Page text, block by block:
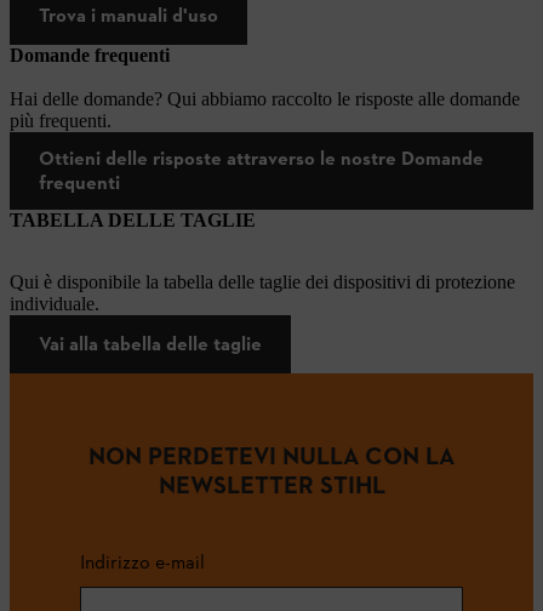
Trova i manuali d'uso
Domande frequenti
Hai delle domande? Qui abbiamo raccolto le risposte alle domande
più frequenti.
Ottieni delle risposte attraverso le nostre Domande
frequenti
TABELLA DELLE TAGLIE
Qui è disponibile la tabella delle taglie dei dispositivi di protezione
individuale.
Vai alla tabella delle taglie
NON PERDETEVI NULLA CON LA
NEWSLETTER STIHL
Indirizzo e-mail